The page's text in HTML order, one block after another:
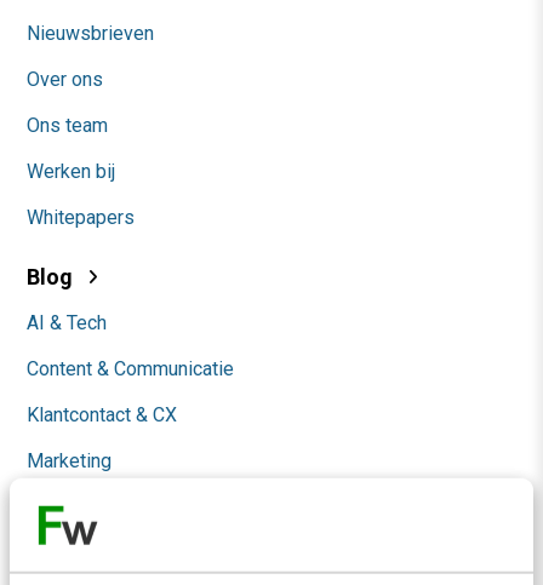
Nieuwsbrieven
Over ons
Ons team
Werken bij
Whitepapers
Blog
AI & Tech
Content & Communicatie
Klantcontact & CX
Marketing
Social
Themanieuwsbrieven